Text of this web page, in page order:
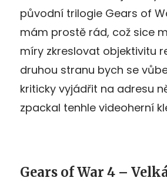
původní trilogie Gears of
mám prostě rád, což sice
míry zkreslovat objektivitu
druhou stranu bych se
kriticky vyjádřit na adresu
zpackal tenhle videoherní
Gears of War 4 –